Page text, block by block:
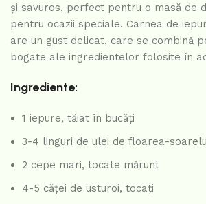
și savuros, perfect pentru o masă de
pentru ocazii speciale. Carnea de
are un gust delicat, care se combină
bogate ale ingredientelor folosite în
Ingrediente:
1 iepure, tăiat în bucăți
3-4 linguri de ulei de floarea-
2 cepe mari, tocate mărunt
4-5 căței de usturoi, tocați